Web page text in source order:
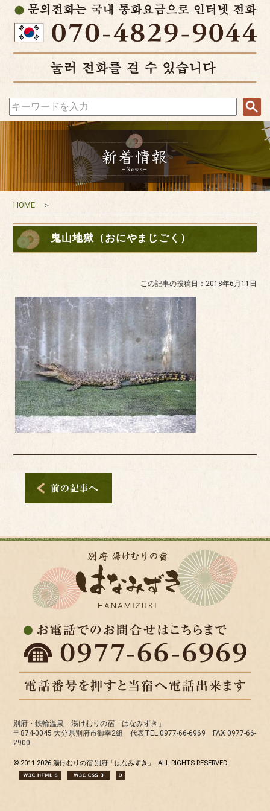
HOME ＞
鬼山地獄（おにやまじごく）
この記事の投稿日：2018年6月11日
別府・鉄輪温泉 湯けむりの宿「はなみずき」
〒874-0045 大分県別府市御幸2組 代表TEL 0977-66-6969 FAX 0977-66-
2900
© 2011-2026 湯けむりの宿 別府「はなみずき」. ALL RIGHTS RESERVED.